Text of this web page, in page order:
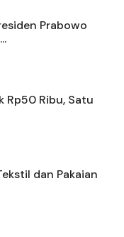
Prabowo
Rp50 Ribu, Satu
dan Pakaian